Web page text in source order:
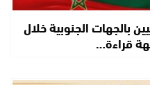
بالجهات الجنوبية خلال
قراءة…